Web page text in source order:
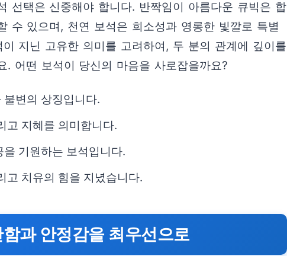
선택은 신중해야 합니다. 반짝임이 아름다운 큐빅은 합
수 있으며, 천연 보석은 희소성과 영롱한 빛깔로 특별
지닌 고유한 의미를 고려하여, 두 분의 관계에 깊이를
. 어떤 보석이 당신의 마음을 사로잡을까요?
변의 상징입니다.
고 지혜를 의미합니다.
기원하는 보석입니다.
고 치유의 힘을 지녔습니다.
과 안정감을 최우선으로